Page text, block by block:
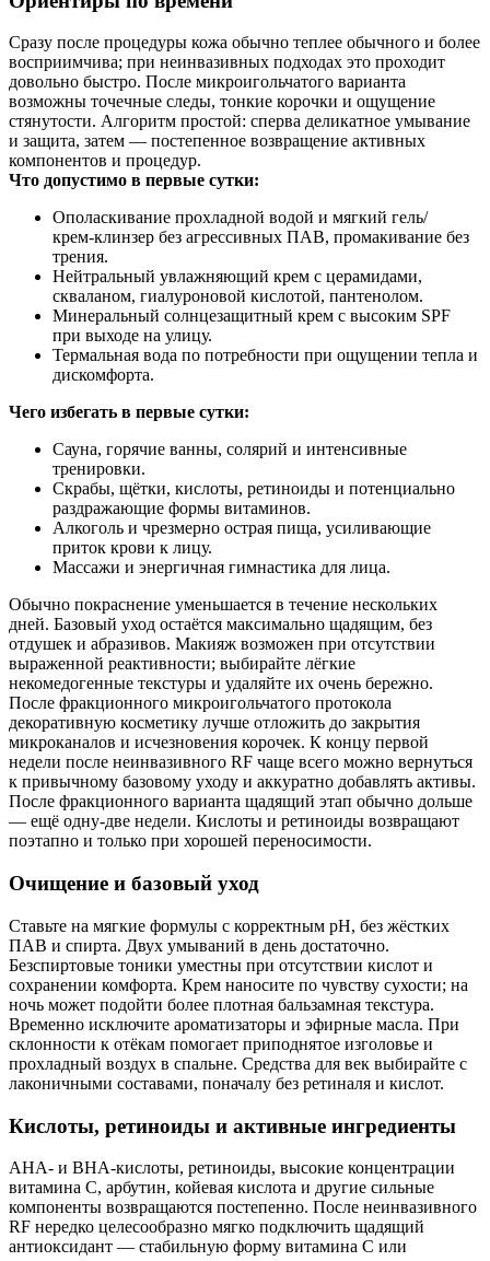
Сразу после процедуры кожа обычно теплее обычного и более
восприимчива; при неинвазивных подходах это проходит
довольно быстро. После микроигольчатого варианта
возможны точечные следы, тонкие корочки и ощущение
стянутости. Алгоритм простой: сперва деликатное умывание
и защита, затем — постепенное возвращение активных
компонентов и процедур.
Что допустимо в первые сутки:
Ополаскивание прохладной водой и мягкий гель/
крем‑клинзер без агрессивных ПАВ, промакивание без
трения.
Нейтральный увлажняющий крем с церамидами,
скваланом, гиалуроновой кислотой, пантенолом.
Минеральный солнцезащитный крем с высоким SPF
при выходе на улицу.
Термальная вода по потребности при ощущении тепла и
дискомфорта.
Чего избегать в первые сутки:
Сауна, горячие ванны, солярий и интенсивные
тренировки.
Скрабы, щётки, кислоты, ретиноиды и потенциально
раздражающие формы витаминов.
Алкоголь и чрезмерно острая пища, усиливающие
приток крови к лицу.
Массажи и энергичная гимнастика для лица.
Обычно покраснение уменьшается в течение нескольких
дней. Базовый уход остаётся максимально щадящим, без
отдушек и абразивов. Макияж возможен при отсутствии
выраженной реактивности; выбирайте лёгкие
некомедогенные текстуры и удаляйте их очень бережно.
После фракционного микроигольчатого протокола
декоративную косметику лучше отложить до закрытия
микроканалов и исчезновения корочек. К концу первой
недели после неинвазивного RF чаще всего можно вернуться
к привычному базовому уходу и аккуратно добавлять активы.
После фракционного варианта щадящий этап обычно дольше
— ещё одну‑две недели. Кислоты и ретиноиды возвращают
поэтапно и только при хорошей переносимости.
Очищение и базовый уход
Ставьте на мягкие формулы с корректным pH, без жёстких
ПАВ и спирта. Двух умываний в день достаточно.
Безспиртовые тоники уместны при отсутствии кислот и
сохранении комфорта. Крем наносите по чувству сухости; на
ночь может подойти более плотная бальзамная текстура.
Временно исключите ароматизаторы и эфирные масла. При
склонности к отёкам помогает приподнятое изголовье и
прохладный воздух в спальне. Средства для век выбирайте с
лаконичными составами, поначалу без ретиналя и кислот.
Кислоты, ретиноиды и активные ингредиенты
АНА‑ и ВНА‑кислоты, ретиноиды, высокие концентрации
витамина С, арбутин, койевая кислота и другие сильные
компоненты возвращаются постепенно. После неинвазивного
RF нередко целесообразно мягко подключить щадящий
антиоксидант — стабильную форму витамина С или